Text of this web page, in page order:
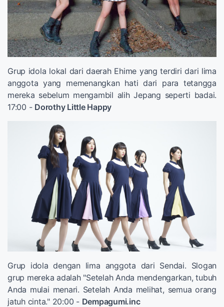
Grup idola lokal dari daerah Ehime yang terdiri dari lima
anggota yang memenangkan hati dari para tetangga
mereka sebelum mengambil alih Jepang seperti badai.
17:00 - Dorothy Little Happy
Grup idola dengan lima anggota dari Sendai. Slogan
grup mereka adalah "Setelah Anda mendengarkan, tubuh
Anda mulai menari. Setelah Anda melihat, semua orang
jatuh cinta." 20:00 - Dempagumi.inc